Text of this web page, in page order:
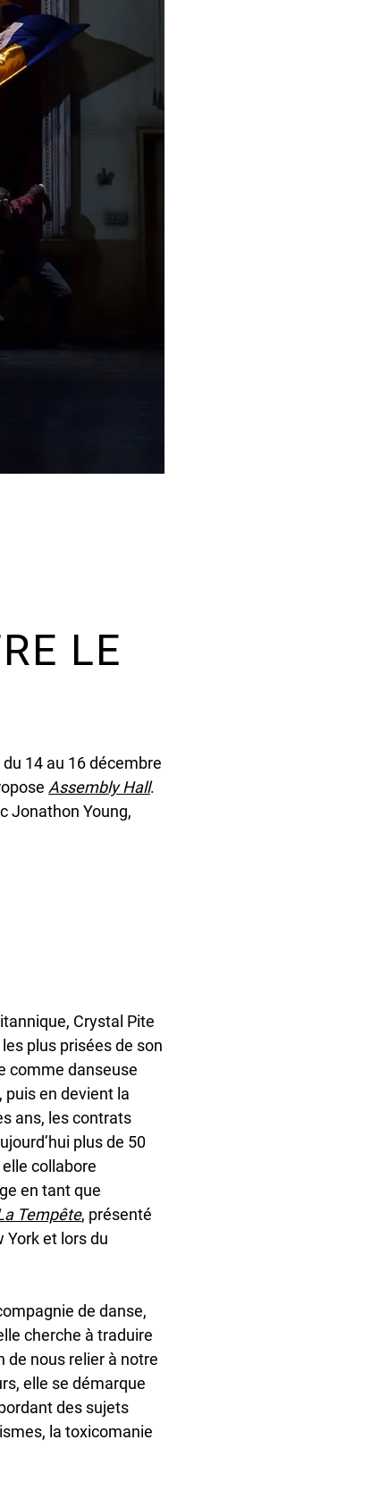
LE
14 au 16 décembre
Assembly Hall.
Jonathon Young,
Crystal Pite
plus prisées de son
comme danseuse
puis en devient la
ans, les contrats
plus de 50
collabore
en tant que
Tempêteu
n
f
n
e
d
, présenté
York et lors du
de danse,
cherche à traduire
de nous relier à notre
elle se démarque
des sujets
la toxicomanie